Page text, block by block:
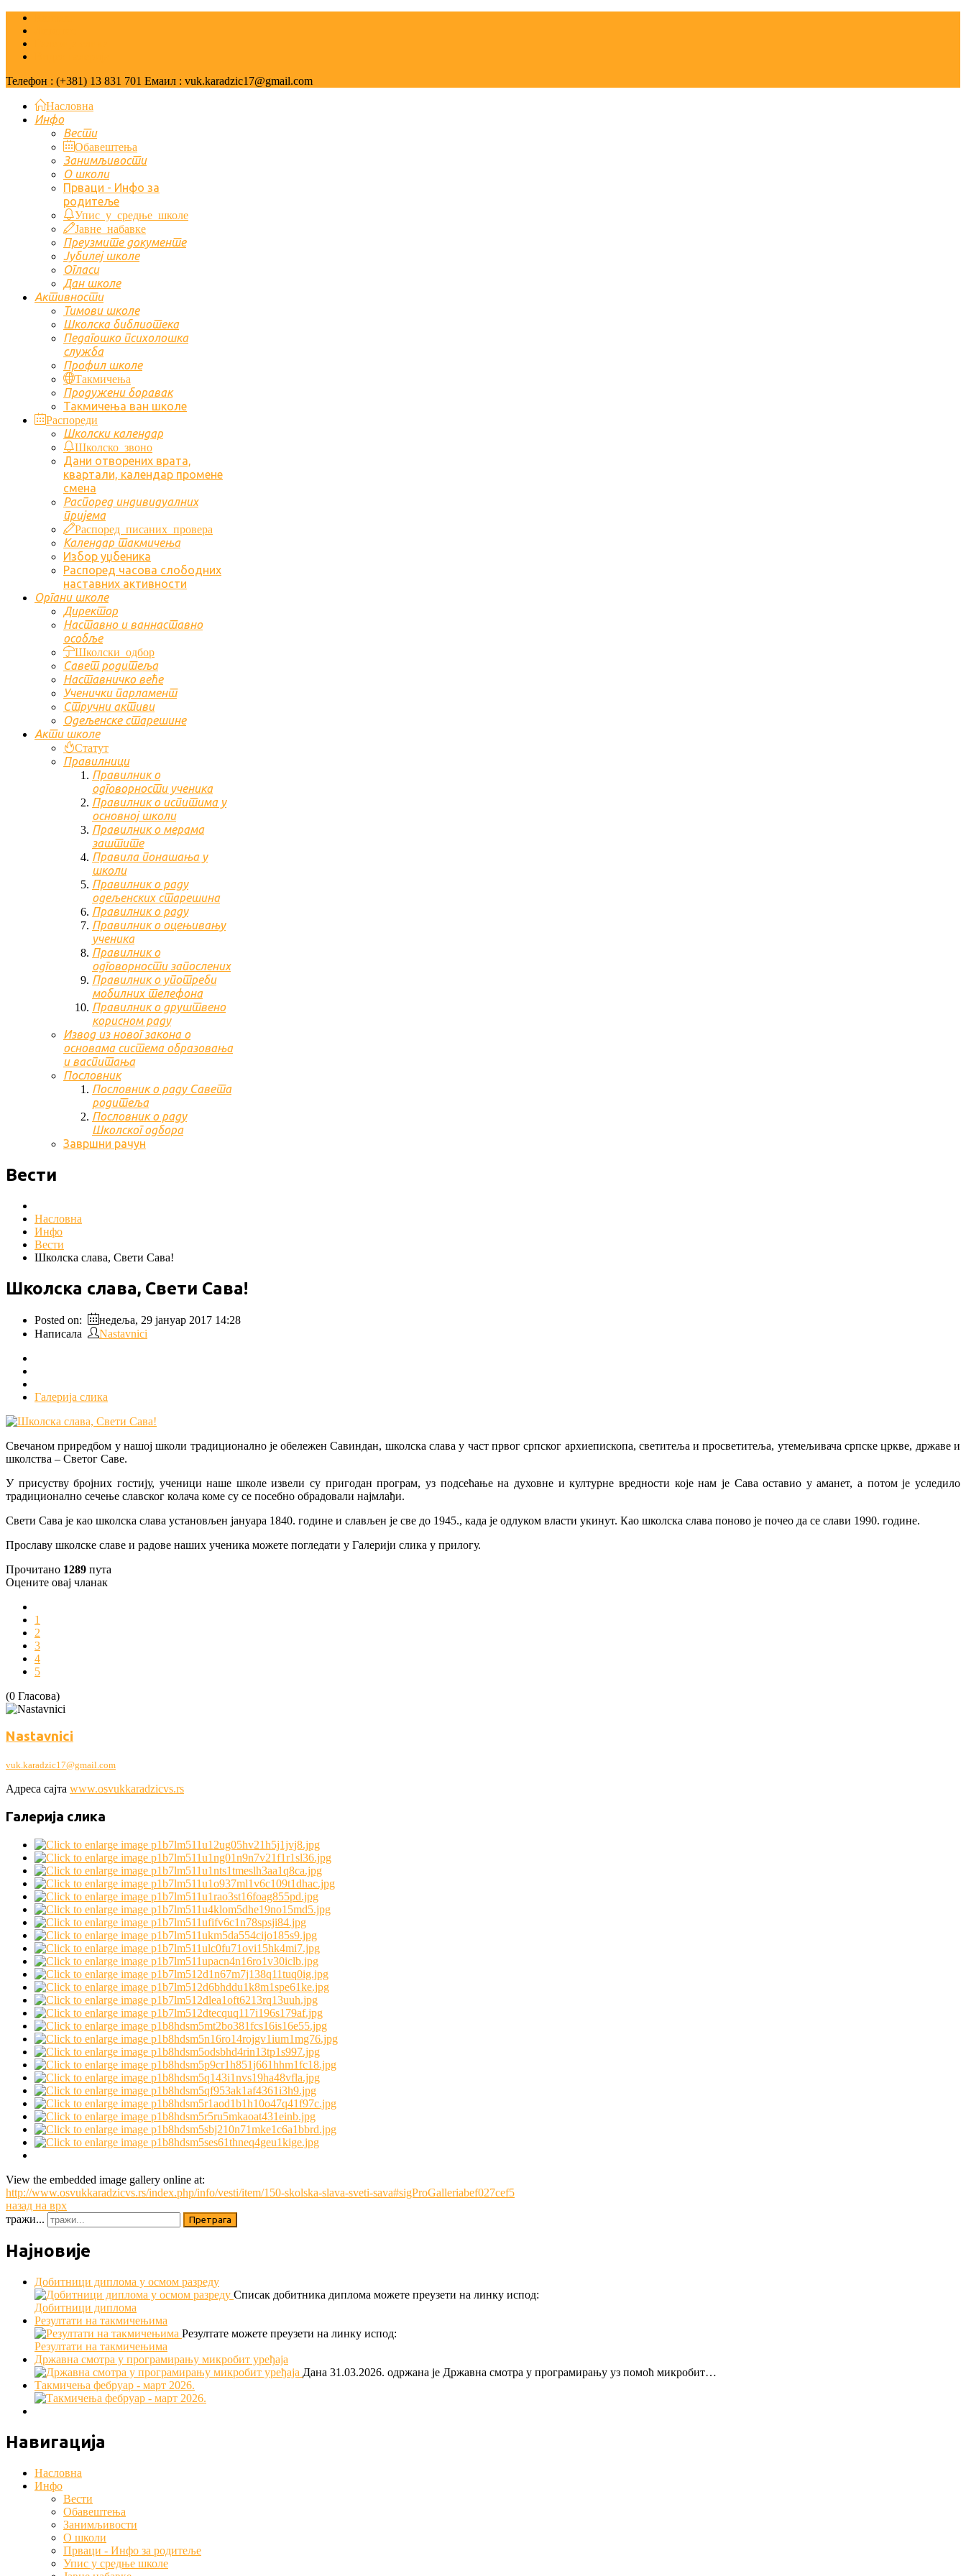
Телефон : (+381) 13 831 701 Емаил : vuk.karadzic17@gmail.com
Насловна
Инфо
Вести
Обавештења
Занимљивости
О школи
Првaци - Инфо за
родитеље
Упис у средње школе
Јавне набавке
Преузмите документе
Јубилеј школе
Огласи
Дан школе
Активности
Тимови школе
Школска библиотека
Педагошко психолошка
служба
Профил школе
Такмичења
Продужени боравак
Такмичења ван школе
Распореди
Школски календар
Школско звоно
Дани отворених врата,
квартали, календар промене
смена
Распоред индивидуалних
пријема
Распоред писаних провера
Календар такмичења
Избор уџбеника
Распоред часова слободних
наставних активности
Органи школе
Директор
Наставно и ваннаставно
особље
Школски одбор
Савет родитеља
Наставничко веће
Ученички парламент
Стручни активи
Одељенске старешине
Акти школе
Статут
Правилници
Правилник о
одговорности ученика
Правилник о испитима у
основној школи
Правилник о мерама
заштите
Правила понашања у
школи
Правилник о раду
одељенских старешина
Правилник о раду
Правилник о оцењивању
ученика
Правилник о
одговорности запослених
Правилник о употреби
мобилних телефона
Правилник о друштвено
корисном раду
Извод из новог закона о
основама система образовања
и васпитања
Пословник
Пословник о раду Савета
родитеља
Пословник о раду
Школског одбора
Завршни рачун
Вести
Насловна
Инфо
Вести
Школска слава, Свети Сава!
Школска слава, Свети Сава!
Posted on:
недеља, 29 јануар 2017 14:28
Написала
Nastavnici
Галерија слика
Свечаном приредбом у нашој школи традиционално је обележен Савиндан, школска слава у част првог српског архиепископа, светитеља и просветитеља, утемељивача српске цркве, државе и
школства – Светог Савe.
У присуству бројних гостију, ученици наше школе извели су пригодан програм, уз подсећање на духовне и културне вредности које нам је Сава оставио у аманет, а потом је уследило
традиционално сечење славског колача коме су се посебно обрадовали најмлађи.
Свети Сава је као школска слава установљен јануара 1840. године и слављен је све до 1945., када је одлуком власти укинут. Као школска слава поново је почео да се слави 1990. године.
Прославу школске славе и радове наших ученика можете погледати у Галерији слика у прилогу.
Прочитано 1289 пута
Оцените овај чланак
1
2
3
4
5
(0 Гласова)
Nastavnici
vuk.karadzic17@gmail.com
Адреса сајта www.osvukkaradzicvs.rs
Галерија слика
View the embedded image gallery online at:
http://www.osvukkaradzicvs.rs/index.php/info/vesti/item/150-skolska-slava-sveti-sava#sigProGalleriabef027cef5
назад на врх
тражи...
Претрага
Најновије
Добитници диплома у осмом разреду
Списак добитника диплома можете преузети на линку испод:
Добитници диплома
Резултати на такмичењима
Резултате можете преузети на линку испод:
Резултати на такмичењима
Државна смотра у програмирању микробит уређаја
Дана 31.03.2026. одржана је Државна смотра у програмирању уз помоћ микробит…
Такмичења фебруар - март 2026.
Навигација
Насловна
Инфо
Вести
Обавештења
Занимљивости
О школи
Првaци - Инфо за родитеље
Упис у средње школе